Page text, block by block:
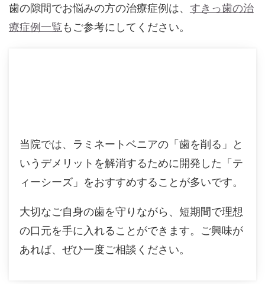
歯の隙間でお悩みの方の治療症例は、 すきっ歯の治
療症例一覧 もご参考にしてください。
当院では、ラミネートベニアの「歯を削る」と
いうデメリットを解消するために開発した「テ
ィーシーズ」をおすすめすることが多いです。
大切なご自身の歯を守りながら、短期間で理想
の口元を手に入れることができます。ご興味が
あれば、ぜひ一度ご相談ください。